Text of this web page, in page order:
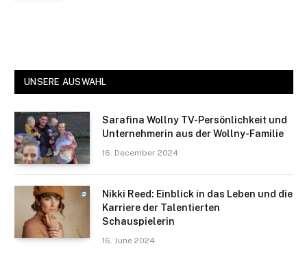
UNSERE AUSWAHL
Sarafina Wollny TV-Persönlichkeit und
Unternehmerin aus der Wollny-Familie
16. December 2024
Nikki Reed: Einblick in das Leben und die
Karriere der Talentierten
Schauspielerin
16. June 2024